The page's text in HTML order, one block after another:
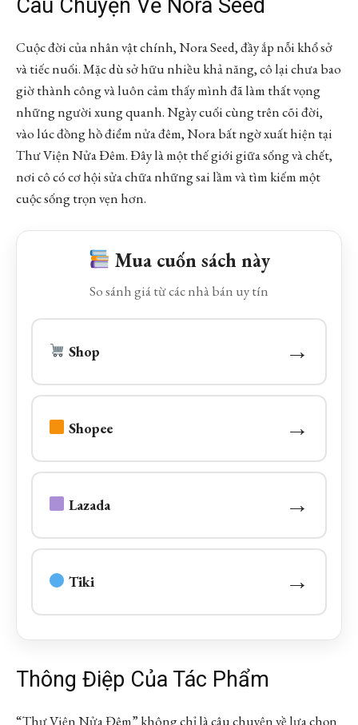
Câu Chuyện Về Nora Seed
Cuộc đời của nhân vật chính, Nora Seed, đầy ắp nỗi khổ sở
và tiếc nuối. Mặc dù sở hữu nhiều khả năng, cô lại chưa bao
giờ thành công và luôn cảm thấy mình đã làm thất vọng
những người xung quanh. Ngày cuối cùng trên cõi đời,
vào lúc đồng hồ điểm nửa đêm, Nora bất ngờ xuất hiện tại
Thư Viện Nửa Đêm. Đây là một thế giới giữa sống và chết,
nơi cô có cơ hội sửa chữa những sai lầm và tìm kiếm một
cuộc sống trọn vẹn hơn.
Mua cuốn sách này
So sánh giá từ các nhà bán uy tín
Shop →
Shopee →
Lazada →
Tiki →
Thông Điệp Của Tác Phẩm
“Thư Viện Nửa Đêm” không chỉ là câu chuyện về lựa chọn